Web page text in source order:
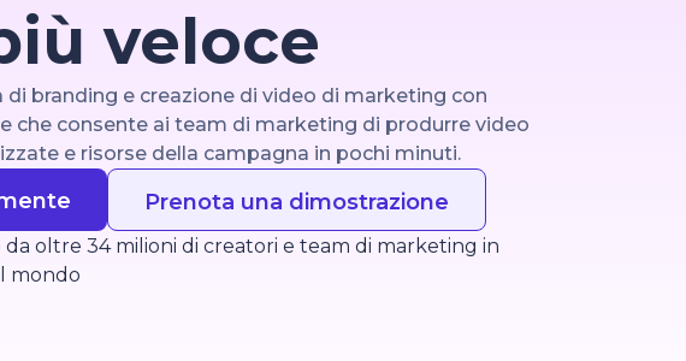
veloce
branding e creazione di video di marketing con
che consente ai team di marketing di produrre video
e risorse della campagna in pochi minuti.
Prenota una dimostrazione
da oltre 34 milioni di creatori e team di marketing in
mondo